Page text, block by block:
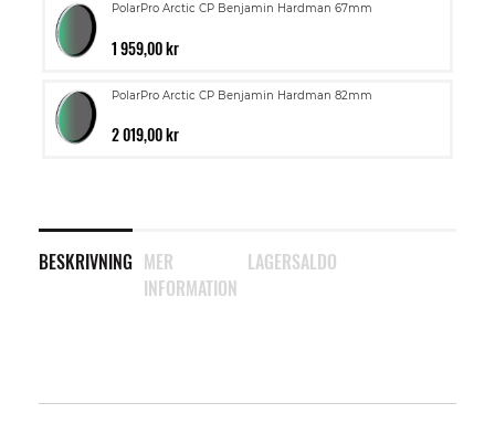
PolarPro Arctic CP Benjamin Hardman 67mm
1 959,00 kr
PolarPro Arctic CP Benjamin Hardman 82mm
2 019,00 kr
BESKRIVNING MER
INFORMATION
LAGERSALDO